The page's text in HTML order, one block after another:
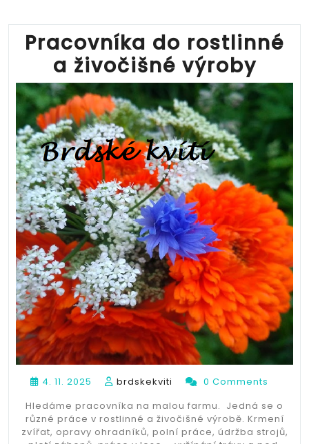
Pracovníka do rostlinné
a živočišné výroby
4. 11. 2025 brdskekviti
0 Comments
Hledáme pracovníka na malou farmu. Jedná se o
různé práce v rostlinné a živočišné výrobě. Krmení
zvířat, opravy ohradníků, polní práce, údržba strojů,